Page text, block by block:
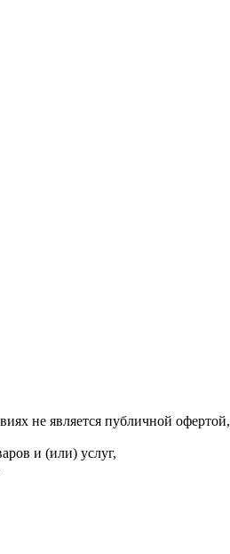
не является публичной офертой,
и (или) услуг,